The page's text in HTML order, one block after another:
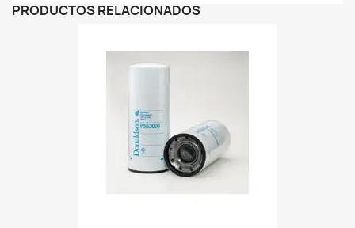
PRODUCTOS RELACIONADOS